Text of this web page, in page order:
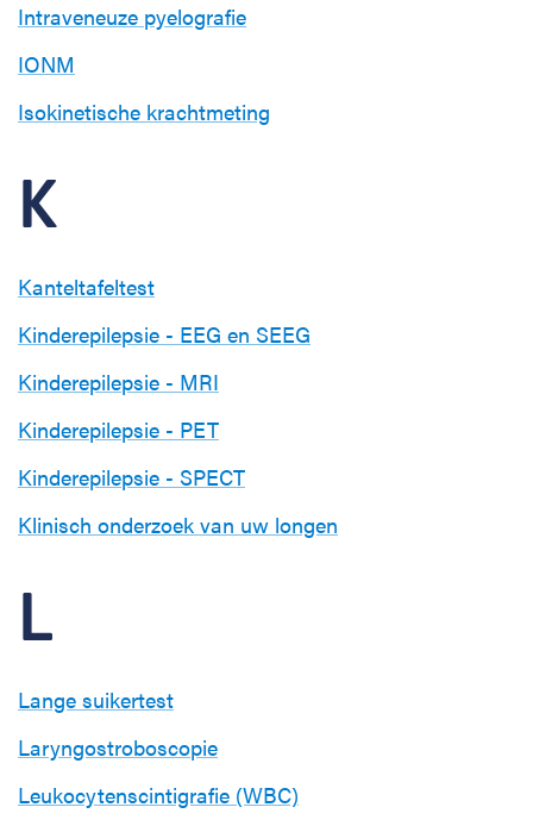
Intraveneuze pyelografie
IONM
Isokinetische krachtmeting
K
Kanteltafeltest
Kinderepilepsie - EEG en SEEG
Kinderepilepsie - MRI
Kinderepilepsie - PET
Kinderepilepsie - SPECT
Klinisch onderzoek van uw longen
L
Lange suikertest
Laryngostroboscopie
Leukocytenscintigrafie (WBC)